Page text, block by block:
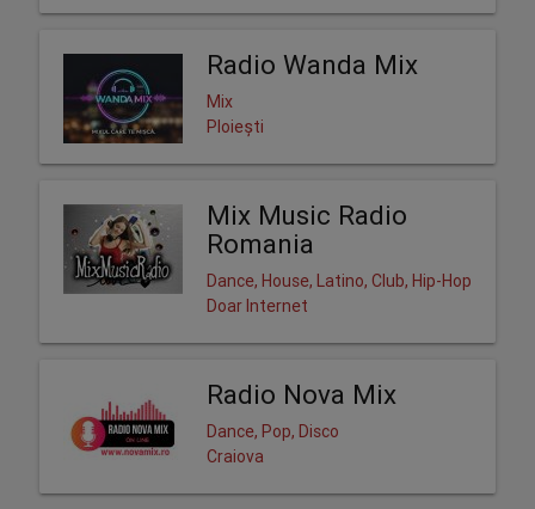
Radio Wanda Mix
Mix
Ploiești
Mix Music Radio
Romania
Dance, House, Latino, Club, Hip-Hop
Doar Internet
Radio Nova Mix
Dance, Pop, Disco
Craiova